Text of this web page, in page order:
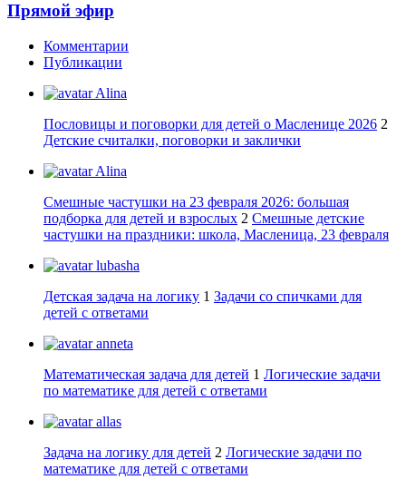
Прямой эфир
Комментарии
Публикации
Alina
Пословицы и поговорки для детей о Масленице 2026 2
Детские считалки, поговорки и заклички
Alina
Смешные частушки на 23 февраля 2026: большая
подборка для детей и взрослых 2 Смешные детские
частушки на праздники: школа, Масленица, 23 февраля
lubasha
Детская задача на логику 1 Задачи со спичками для
детей с ответами
anneta
Математическая задача для детей 1 Логические задачи
по математике для детей с ответами
allas
Задача на логику для детей 2 Логические задачи по
математике для детей с ответами